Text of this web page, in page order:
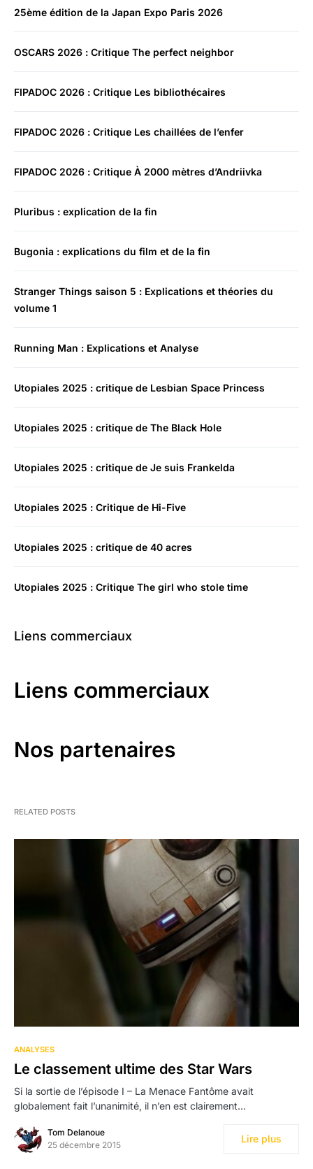
25ème édition de la Japan Expo Paris 2026
OSCARS 2026 : Critique The perfect neighbor
FIPADOC 2026 : Critique Les bibliothécaires
FIPADOC 2026 : Critique Les chaillées de l’enfer
FIPADOC 2026 : Critique À 2000 mètres d’Andriivka
Pluribus : explication de la fin
Bugonia : explications du film et de la fin
Stranger Things saison 5 : Explications et théories du
volume 1
Running Man : Explications et Analyse
Utopiales 2025 : critique de Lesbian Space Princess
Utopiales 2025 : critique de The Black Hole
Utopiales 2025 : critique de Je suis Frankelda
Utopiales 2025 : Critique de Hi-Five
Utopiales 2025 : critique de 40 acres
Utopiales 2025 : Critique The girl who stole time
Liens commerciaux
Liens commerciaux
Nos partenaires
RELATED POSTS
ANALYSES
Le classement ultime des Star Wars
Si la sortie de l’épisode I – La Menace Fantôme avait
globalement fait l’unanimité, il n’en est clairement…
Tom Delanoue
25 décembre 2015
Lire plus